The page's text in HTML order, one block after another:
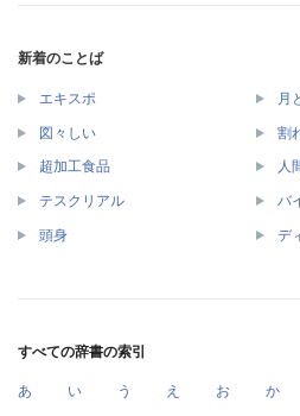
新着のことば
エキスポ 月
図々しい 割
超加工食品 人
テスクリアル バ
頭身 デ
すべての辞書の索引
あ い う え お か